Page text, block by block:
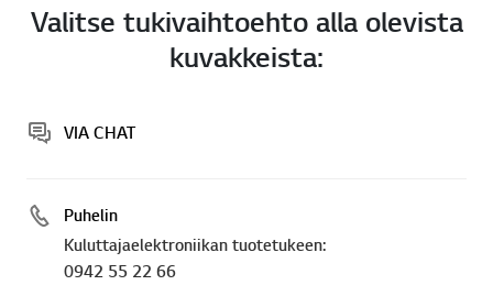
Valitse tukivaihtoehto alla olevista
kuvakkeista:
VIA CHAT
Puhelin
Kuluttajaelektroniikan tuotetukeen:
0942 55 22 66